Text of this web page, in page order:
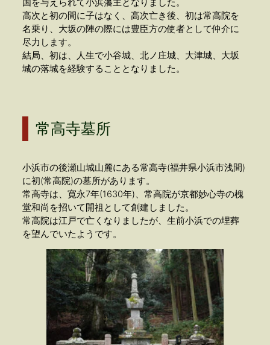
国を与えられて小浜藩主となりました。
高次と初の間に子はなく、高次亡き後、初は常高院を
名乗り、大坂の陣の際には豊臣方の使者として仲介に
尽力します。
結局、初は、人生で小谷城、北ノ庄城、大津城、大坂
城の落城を経験することとなりました。
常高寺墓所
小浜市の後瀬山城山麓にある常高寺(福井県小浜市浅間)
に初(常高院)の墓所があります。
常高寺は、寛永7年(1630年)、常高院が京都妙心寺の槐
堂和尚を招いて開祖として創建しました。
常高院は江戸で亡くなりましたが、生前小浜での埋葬
を望んでいたようです。